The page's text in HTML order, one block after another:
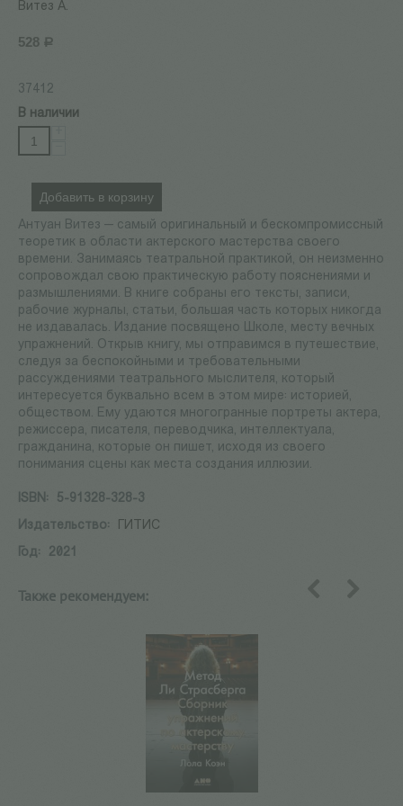
Витез А.
528 Р
37412
В наличии
Добавить в корзину
Антуан Витез — самый оригинальный и бескомпромиссный
теоретик в области актерского мастерства своего
времени. Занимаясь театральной практикой, он неизменно
сопровождал свою практическую работу пояс­нениями и
размышлениями. В книге собраны его тексты, записи,
рабочие журналы, статьи, большая часть которых никогда
не издавалась. Издание посвящено Школе, месту вечных
упражнений. Открыв книгу, мы отправимся в путешествие,
следуя за беспокойными и требовательными
рассуждениями театрального мыслителя, который
интересуется буквально всем в этом мире: историей,
обществом. Ему удаются многогранные портреты актера,
режиссера, писателя, переводчика, интеллектуала,
гражданина, которые он пишет, исходя из своего
понимания сцены как места создания иллюзии.
ISBN:
5-91328-328-3
Издательство:
ГИТИС
Год:
2021
Также рекомендуем: